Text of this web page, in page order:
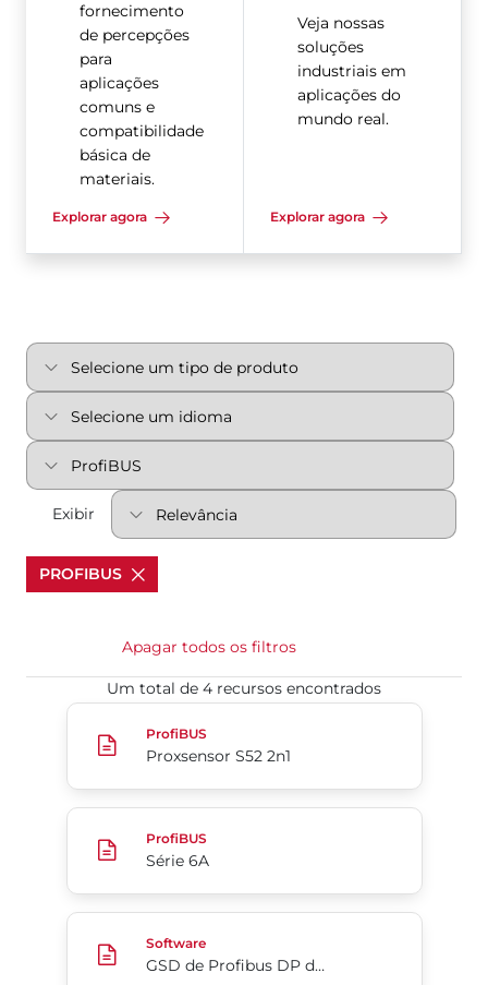
fornecimento
de percepções
para
aplicações
comuns e
compatibilidade
básica de
materiais.
Explorar agora
Veja nossas
soluções
industriais em
aplicações do
mundo real.
Explorar agora
Exibir
PROFIBUS
Apagar todos os filtros
Um total de 4 recursos encontrados
Proxsensor S52 2n1
ProfiBUS
Proxsensor S52 2n1
Série 6A
ProfiBUS
Série 6A
GSD de Profibus DP da Série 5B/5C
Software
GSD de Profibus DP da Série 5B/5C